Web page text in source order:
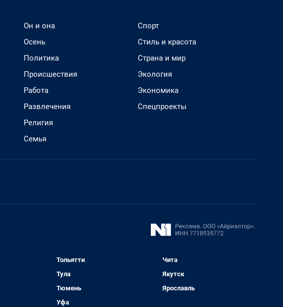
Он и она
Осень
Политика
Происшествия
Работа
Развлечения
Религия
Семья
Спорт
Стиль и красота
Страна и мир
Экология
Экономика
Спецпроекты
Тольятти
Тула
Тюмень
Уфа
Чита
Якутск
Ярославль